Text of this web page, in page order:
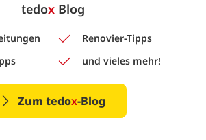
tedoxBlog
Renovier-Tipps
und vieles mehr!
Zum tedox-Blog